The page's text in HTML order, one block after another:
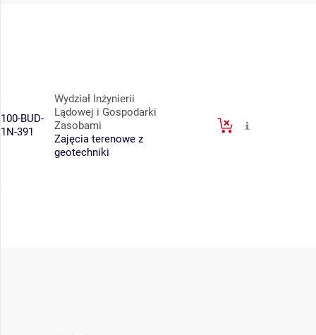
100-BUD-
1N-391
Wydział Inżynierii
Lądowej i Gospodarki
Zasobami
Zajęcia terenowe z
geotechniki